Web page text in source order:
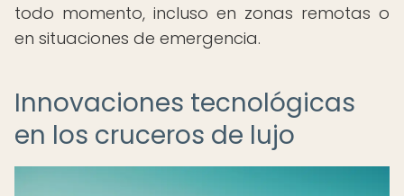
todo momento, incluso en zonas remotas o
en situaciones de emergencia.
Innovaciones tecnológicas
en los cruceros de lujo